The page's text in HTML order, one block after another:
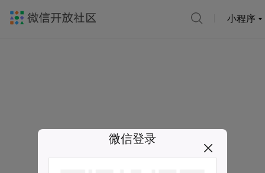
小程序
微信登录